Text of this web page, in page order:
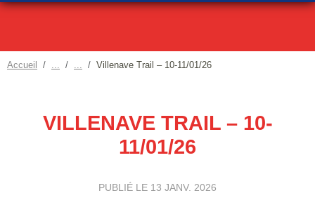
Accueil Villenave Trail – 10-11/01/26
VILLENAVE TRAIL – 10-
11/01/26
PUBLIÉ LE 13 JANV. 2026